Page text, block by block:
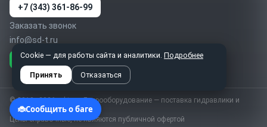
+7 (343) 361-86-99
Заказать звонок
info@sd-t.ru
WhatsApp Telegram MAX
© 2010–2026 sd-t.ru · Гидрооборудование — поставка гидравлики и
пневматики по России
Цены справочные, не являются публичной офертой
Cookie — для работы сайта и аналитики. Подробнее
Принять Отказаться